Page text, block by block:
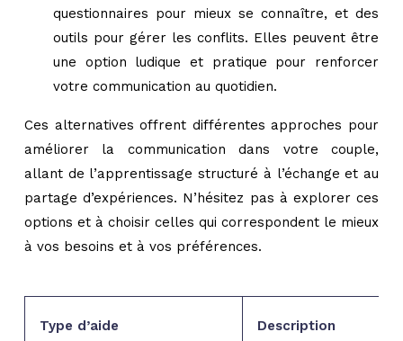
questionnaires pour mieux se connaître, et des
outils pour gérer les conflits. Elles peuvent être
une option ludique et pratique pour renforcer
votre communication au quotidien.
Ces alternatives offrent différentes approches pour
améliorer la communication dans votre couple,
allant de l’apprentissage structuré à l’échange et au
partage d’expériences. N’hésitez pas à explorer ces
options et à choisir celles qui correspondent le mieux
à vos besoins et à vos préférences.
Type d’aide Description